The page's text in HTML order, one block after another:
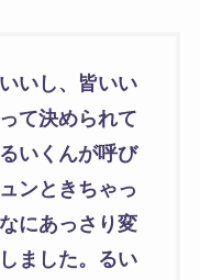
いし、皆いい
て決められて
いくんが呼び
ンときちゃっ
にあっさり変
ました。るい